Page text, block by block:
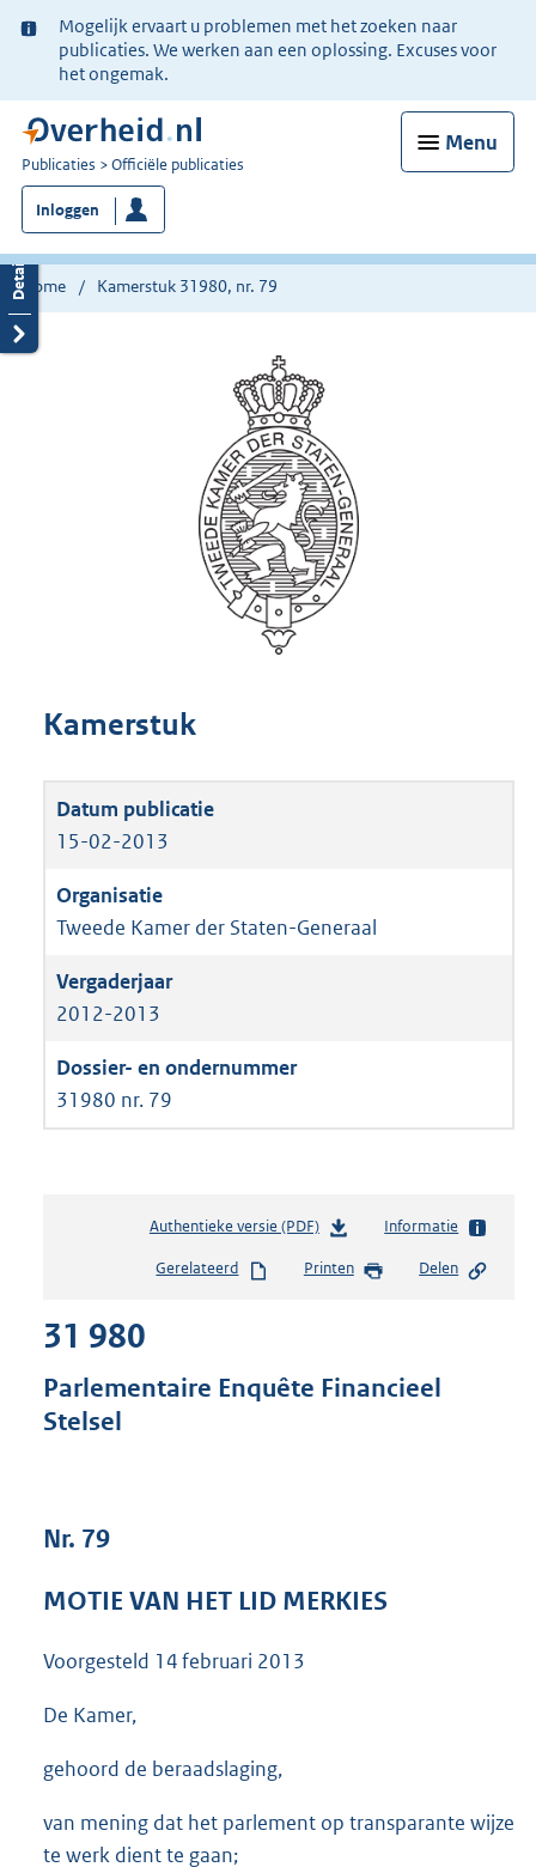
Ter
informatie:
Mogelijk ervaart u problemen met het zoeken naar
publicaties. We werken aan een oplossing. Excuses voor
het ongemak.
Menu
U
bent
nu
hier:
Publicaties Officiële publicaties
Inloggen
Home Kamerstuk 31980, nr. 79
Kamerstuk
15-02-2013
Tweede Kamer der Staten-Generaal
2012-2013
31980 nr. 79
Authentieke versie (PDF)b
s
d
s
Informatie
Gerelateerd Printen Delen
31 980
Parlementaire Enquête Financieel
Stelsel
Nr. 79
MOTIE VAN HET LID MERKIES
Voorgesteld 14 februari 2013
De Kamer,
gehoord de beraadslaging,
van mening dat het parlement op transparante wijze
te werk dient te gaan;